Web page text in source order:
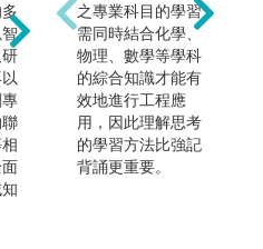
習軟硬體與電子電
力設計與維護，較
多與高科技工程工
作有關，包括資訊
系統、控制電力
學、電子學等，皆
為電子與資訊工程
領域的基礎課程，
之專業科目的學習
需同時結合化學、
物理、數學等學科
的綜合知識才能有
效地進行工程應
用，因此理解思考
的學習方法比強記
背誦更重要。